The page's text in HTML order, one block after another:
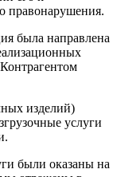
правонарушения.
была направлена
изделий)
услуги
были оказаны на